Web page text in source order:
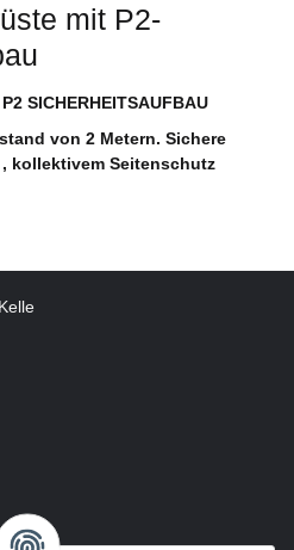
mit P2-
SICHERHEITSAUFBAU
von 2 Metern. Sichere
kollektivem Seitenschutz